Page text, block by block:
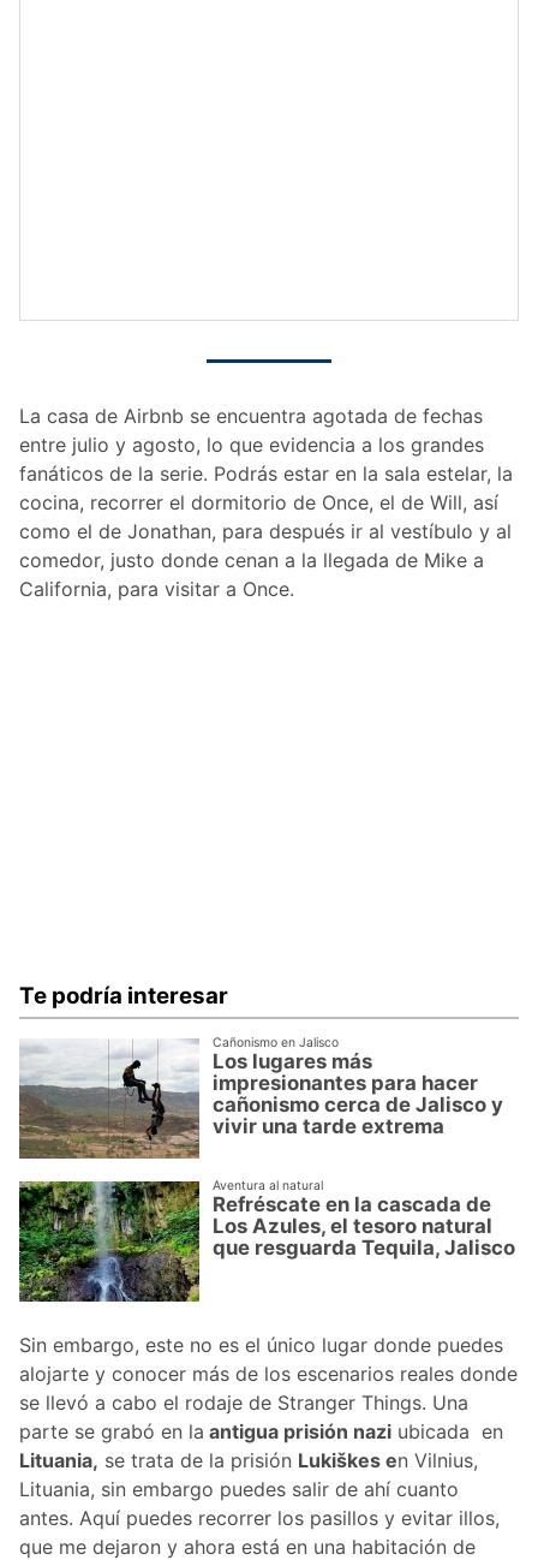
La casa de Airbnb se encuentra agotada de fechas
entre julio y agosto, lo que evidencia a los grandes
fanáticos de la serie. Podrás estar en la sala estelar, la
cocina, recorrer el dormitorio de Once, el de Will, así
como el de Jonathan, para después ir al vestíbulo y al
comedor, justo donde cenan a la llegada de Mike a
California, para visitar a Once.
Te podría interesar
Cañonismo en Jalisco
Los lugares más
impresionantes para hacer
cañonismo cerca de Jalisco y
vivir una tarde extrema
Aventura al natural
Refréscate en la cascada de
Los Azules, el tesoro natural
que resguarda Tequila, Jalisco
Sin embargo, este no es el único lugar donde puedes
alojarte y conocer más de los escenarios reales donde
se llevó a cabo el rodaje de Stranger Things. Una
parte se grabó en la antigua prisión nazi ubicada en
Lituania, se trata de la prisión Lukiškes en Vilnius,
Lituania, sin embargo puedes salir de ahí cuanto
antes. Aquí puedes recorrer los pasillos y evitar illos,
que me dejaron y ahora está en una habitación de